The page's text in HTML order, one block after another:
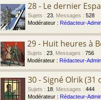
28 - Le dernier
Sujets : 23 Messages : 528
Modérateur : Rédacteur-
29 - Huit heures à
Sujets : 23 Messages : 756
Modérateur : Rédacteur-
30 - Signé Olrik (31
Sujets : 18 Messages : 444
Modérateur : Rédacteur-